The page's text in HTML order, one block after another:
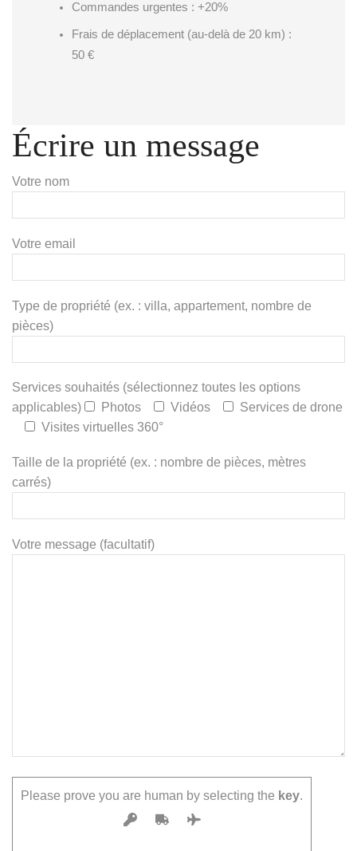
Commandes urgentes : +20%
Frais de déplacement (au-delà de 20 km) :
50 €
Écrire un message
Votre nom
Votre email
Type de propriété (ex. : villa, appartement, nombre de
pièces)
Services souhaités (sélectionnez toutes les options
applicables)
Photos Vidéos
Services de drone
Visites virtuelles 360°
Taille de la propriété (ex. : nombre de pièces, mètres
carrés)
Votre message (facultatif)
Please prove you are human by selecting the key.